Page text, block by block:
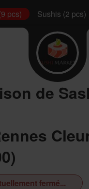
pcs) Sushis (2 pcs)
de
fermé...